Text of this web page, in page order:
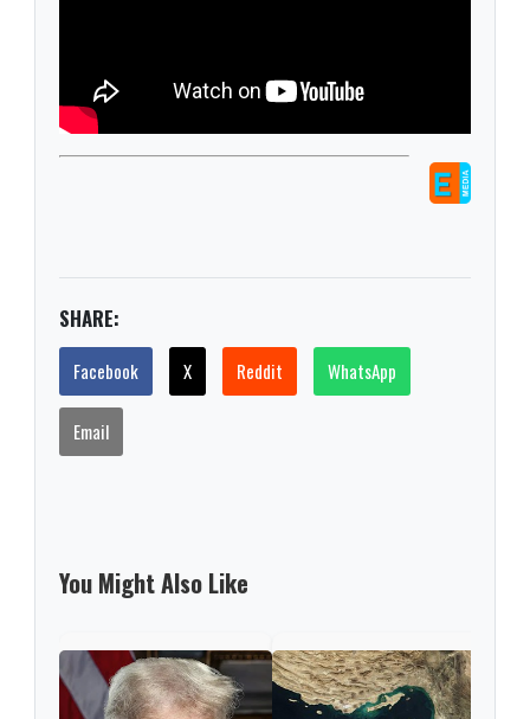
SHARE:
Facebook X Reddit WhatsApp
Email
You Might Also Like